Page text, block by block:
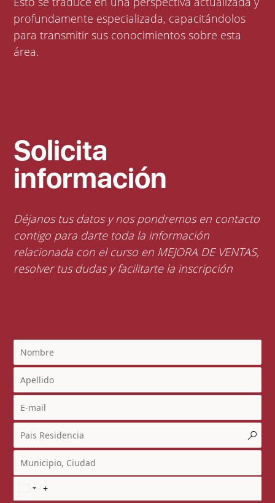
profundamente especializada, capacitándolos
para transmitir sus conocimientos sobre esta
área.
Solicita
información
Déjanos tus datos y nos pondremos en contacto
contigo para darte toda la información
relacionada con el curso en MEJORA DE VENTAS,
resolver tus dudas y facilitarte la inscripción